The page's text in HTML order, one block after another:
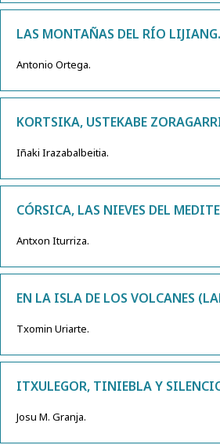
LAS MONTAÑAS DEL RÍO LIJIANG.
Antonio Ortega.
KORTSIKA, USTEKABE
Iñaki Irazabalbeitia.
CÓRSICA, LAS NIEVES DEL
Antxon Iturriza.
EN LA ISLA DE LOS VOLCANES
Txomin Uriarte.
ITXULEGOR, TINIEBLA Y
Josu M. Granja.